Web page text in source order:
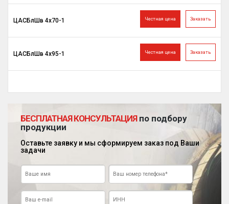
Заказать
Честная цена
ЦАСБлШв 4х70-1
Заказать
Честная цена
ЦАСБлШв 4х95-1
БЕСПЛАТНАЯ КОНСУЛЬТАЦИЯпо подбору
продукции
Оставьте заявку и мы сформируем заказ под Ваши
задачи